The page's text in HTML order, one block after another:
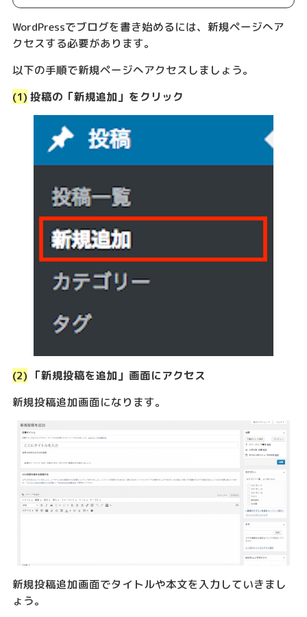
WordPressでブログを書き始めるには、新規ページへア
クセスする必要があります。
以下の手順で新規ページへアクセスしましょう。
(1) 投稿の「新規追加」をクリック
(2) 「新規投稿を追加」画面にアクセス
新規投稿追加画面になります。
新規投稿追加画面でタイトルや本文を入力していきまし
ょう。